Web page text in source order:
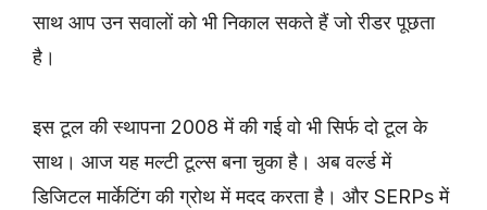
साथ आप उन सवालों को भी निकाल सकते हैं जो रीडर पूछता
है।
इस टूल की स्थापना 2008 में की गई वो भी सिर्फ दो टूल के
साथ। आज यह मल्टी टूल्स बना चुका है। अब वर्ल्ड में
डिजिटल मार्केटिंग की ग्रोथ में मदद करता है। और SERPs में